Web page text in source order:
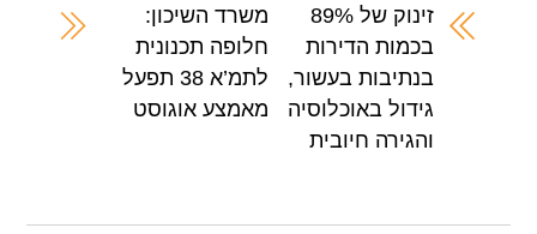
b
A
p
p
זינוק של 89%
בכמות הדירות
בנתיבות בעשור,
גידול באוכלוסיה
והגירה חיובית
משרד השיכון:
חלופה תכנונית
לתמ’א 38 תפעל
מאמצע אוגוסט